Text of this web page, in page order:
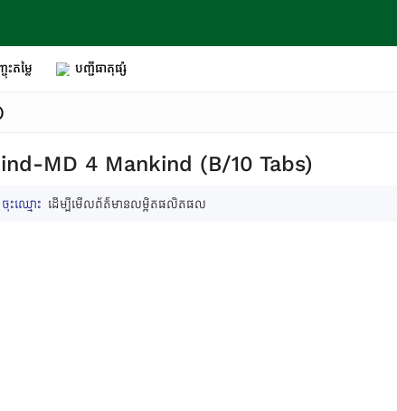
តម្លៃ បញ្ជីធាតុផ្សំ
MD 4 Mankind (B/10 Tabs)
ចុះឈ្មោះ ដើម្បីមើលព័ត៌មានលម្អិតផលិតផល